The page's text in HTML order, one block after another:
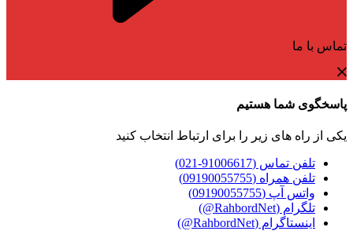
تماس با ما
پاسخگوی شما هستیم
یکی از راه های زیر را برای ارتباط انتخاب کنید
تلفن تماس (91006617-021)
تلفن همراه (09190055755)
واتس آپ (09190055755)
تلگرام (RahbordNet@)
اینستاگرام (RahbordNet@)